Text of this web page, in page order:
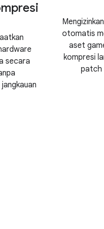
secara
otomatis
aset
kompresi
patch